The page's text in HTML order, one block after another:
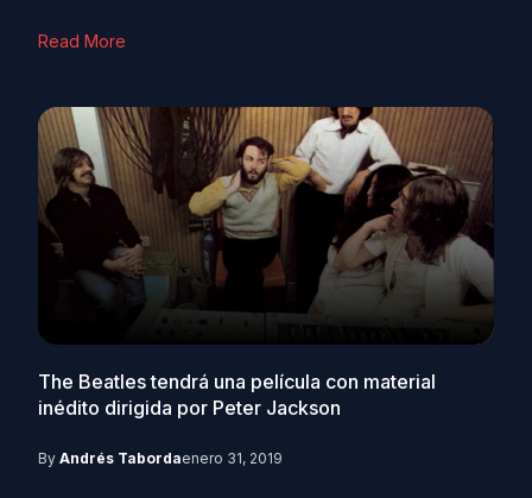
Read More
The Beatles tendrá una película con material
inédito dirigida por Peter Jackson
By Andrés Tabordaenero 31, 2019